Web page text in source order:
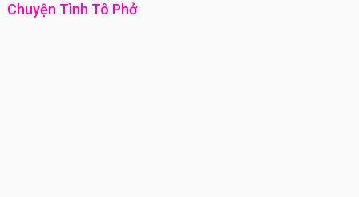
Chuyện Tình Tô Phở